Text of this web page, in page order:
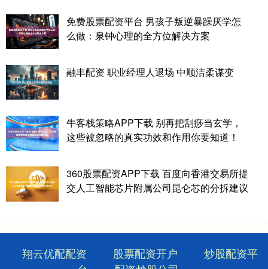
免费股票配资平台 男孩子叛逆暴躁厌学怎
么做：泉钟心理的全方位解决方案
融丰配资 职业经理人退场 中顺洁柔谋变
牛客栈策略APP下载 别再把刮痧当玄学，
这些被忽略的真实功效和作用你要知道！
360股票配资APP下载 百度向香港交易所提
交人工智能芯片附属公司昆仑芯的分拆建议
翔云优配配资 股票配资开户
炒股配资平